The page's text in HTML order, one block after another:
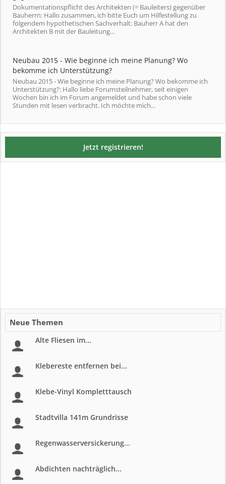
Dokumentationspflicht des Architekten (= Bauleiters) gegenüber
Bauherrn: Hallo zusammen, ich bitte Euch um Hilfestellung zu
folgendem hypothetischen Sachverhalt: Bauherr A hat den
Architekten B mit der Bauleitung...
Neubau 2015 - Wie beginne ich meine Planung? Wo
bekomme ich Unterstützung?
Neubau 2015 - Wie beginne ich meine Planung? Wo bekomme ich
Unterstützung?: Hallo liebe Forumsteilnehmer, seit einigen
Wochen bin ich im Forum angemeldet und habe schon viele
Stunden mit lesen verbracht. Ich möchte mich...
Jetzt registrieren!
Neue Themen
Alte Fliesen im...
Klebereste entfernen bei...
Klebe-Vinyl Kompletttausch
Stadtvilla 141m Grundrisse
Regenwasserversickerung...
Abdichten nachträglich...